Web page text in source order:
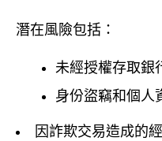
潛在風險包括：
未經授權存取銀
身份盜竊和個人
因詐欺交易造成的